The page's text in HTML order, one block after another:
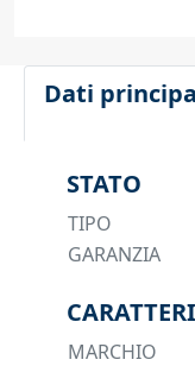
Dati
STATO
TIPO
GARANZIA
MARCHIO